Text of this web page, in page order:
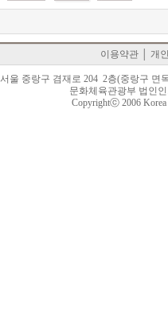
이용약관 │개
서울 중랑구 겸재로 204 2층(중랑구 면
문화체육관광부 법인
Copyrightⓒ 2006 Korea